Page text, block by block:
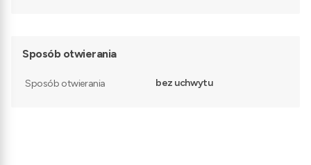
Sposób otwierania
Sposób otwierania bez uchwytu